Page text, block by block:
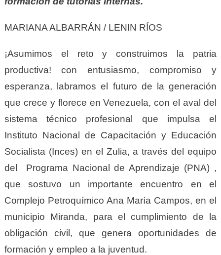
MARIANA ALBARRÁN / LENIN RÍOS
¡Asumimos el reto y construimos la patria
productiva! con entusiasmo, compromiso y
esperanza, labramos el futuro de la generación
que crece y florece en Venezuela, con el aval del
sistema técnico profesional que impulsa el
Instituto Nacional de Capacitación y Educación
Socialista (Inces) en el Zulia, a través del equipo
del Programa Nacional de Aprendizaje (PNA) ,
que sostuvo un importante encuentro en el
Complejo Petroquímico Ana María Campos, en el
municipio Miranda, para el cumplimiento de la
obligación civil, que genera oportunidades de
formación y empleo a la juventud.